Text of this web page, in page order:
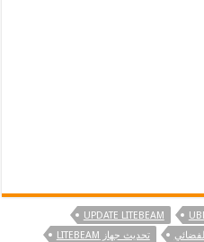
UPDATE LITEBEAM
تحديث جهاز LITEBEAM